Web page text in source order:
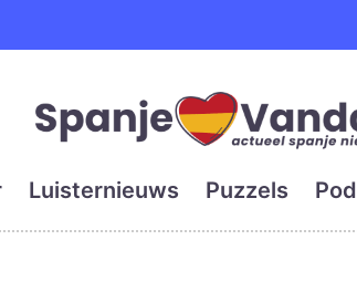
en grootste
Luisternieuws Puzzels